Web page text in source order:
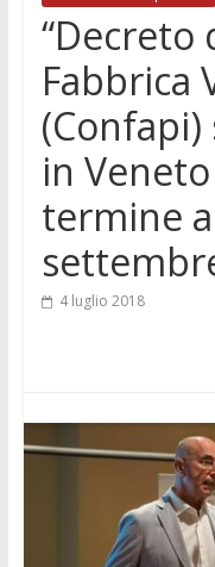
“Decreto
Fabbrica
in
termine
4 luglio 2018